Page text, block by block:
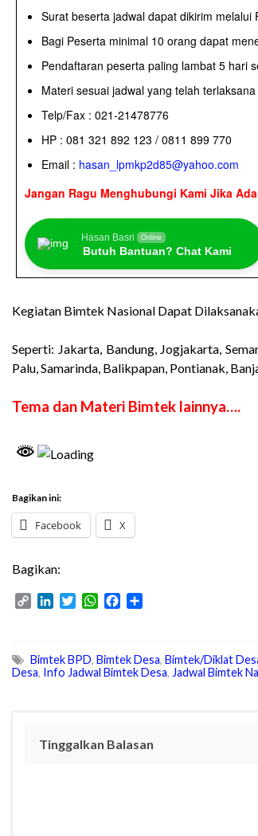
Surat beserta jadwal dapat dikirim melalui
Bagi Peserta minimal 10 orang dapat
Pendaftaran peserta paling lambat 5 hari
Materi sesuai jadwal yang telah
Telp/Fax : 021-21478776
HP : 081 321 892 123 / 0811 899 770
Email : hasan_lpmkp2d85@yahoo.com
Jangan Ragu Menghubungi Kami Jika
Hasan Basri Online
Butuh Bantuan? Chat Kami
Kegiatan Bimtek Nasional Dapat
Seperti: Jakarta, Bandung, Jogjakarta,
Palu, Samarinda, Balikpapan, Pontianak,
Tema dan Materi Bimtek lainnya….
Bagikan ini:
Facebook X
Bagikan:
L
i
k
e
d
n
t
e
W
s
A
p
b
o
k
e
Bimtek BPD, Bimtek Desa, Bimtek/Diklat
Desa, Info Jadwal Bimtek Desa, Jadwal Bimtek
Tinggalkan Balasan